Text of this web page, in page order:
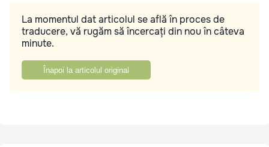
La momentul dat articolul se află în proces de
traducere, vă rugăm să încercați din nou în câteva
minute.
Înapoi la articolul original